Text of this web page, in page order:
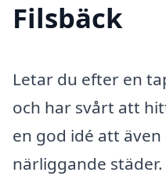
Filsbäck
Letar du efter en
och har svårt att
en god idé att
närliggande